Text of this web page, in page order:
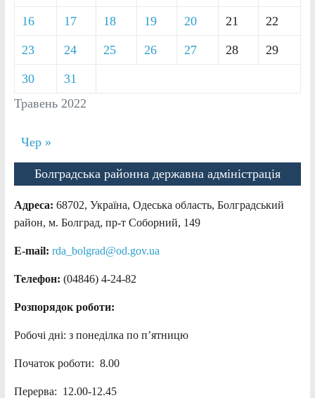
Травень 2022
16 17 18 19 20 21 22
23 24 25 26 27 28 29
30 31
Чер »
Болградська районна державна адміністрація
Адреса: 68702, Україна, Одеська область, Болградський
район, м. Болград, пр-т Соборний, 149
E-mail: rda_bolgrad@od.gov.ua
Телефон: (04846) 4-24-82
Розпорядок роботи:
Робочі дні: з понеділка по п’ятницю
Початок роботи: 8.00
Перерва: 12.00-12.45